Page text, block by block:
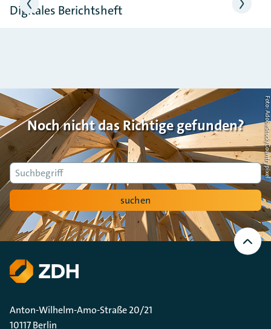
Digitales Berichtsheft
Noch nicht das Richtige gefunden?
Suche
suchen
Foto: AdobeStock/Countrypixel
Nach
oben
Scrollen
Anton-Wilhelm-Amo-Straße 20/21
10117 Berlin